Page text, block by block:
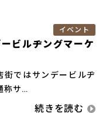
イベント
ビルヂングマーケ
街ではサンデービルヂ
称サ…